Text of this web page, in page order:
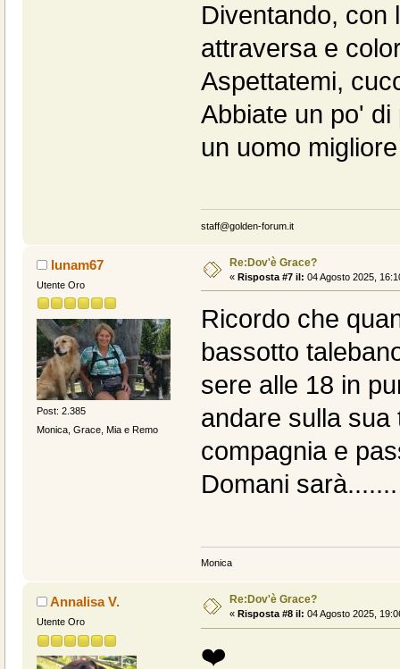
Diventando, con
attraversa e
Aspettatemi,
Abbiate un po'
un uomo
staff@golden-forum.it
lunam67
Utente Oro
Post: 2.385
Monica, Grace, Mia e Remo
Re:Dov'è Grace?
« Risposta #7 il: 04 Agosto 2025,
Ricordo che
bassotto
sere alle 18 in
andare sulla
compagnia e
Domani sarà.......
Monica
Annalisa V.
Utente Oro
Re:Dov'è Grace?
« Risposta #8 il: 04 Agosto 2025,
❤️